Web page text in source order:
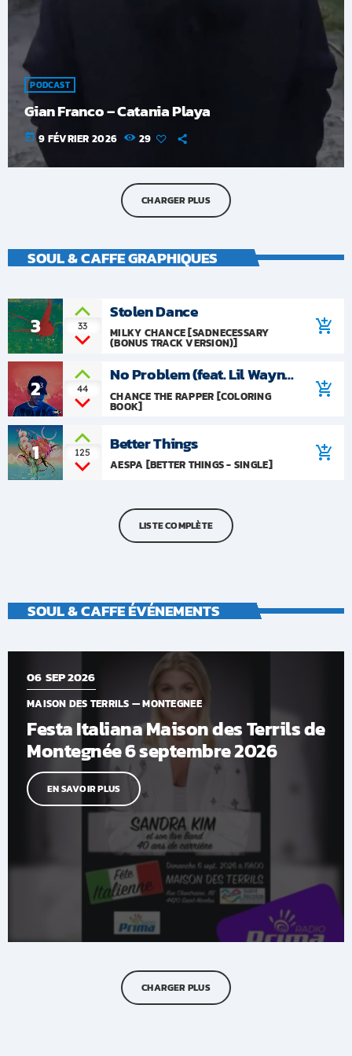
PODCAST
Gian Franco – Catania Playa
today 9 FÉVRIER 2026 29
CHARGER PLUS
SOUL & CAFFE GRAPHIQUES
1 125 Better Things
AESPA [BETTER THINGS - SINGLE]
add_shopping_cart
2 44
No Problem (feat. Lil Wayne
& 2 Chainz)
CHANCE THE RAPPER [COLORING
BOOK]
add_shopping_cart
3 33
Stolen Dance
MILKY CHANCE [SADNECESSARY
(BONUS TRACK VERSION)]
add_shopping_cart
LISTE COMPLÈTE
SOUL & CAFFE ÉVÉNEMENTS
06 SEP 2026
MAISON DES TERRILS — MONTEGNEE
Festa Italiana Maison des Terrils de
Montegnée 6 septembre 2026
EN SAVOIR PLUS
CHARGER PLUS